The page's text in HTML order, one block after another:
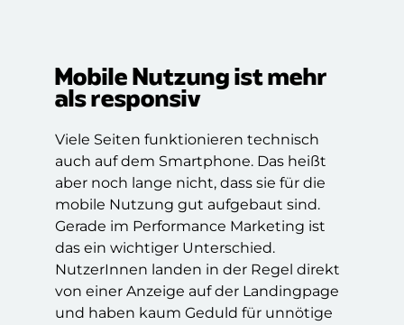
Mobile Nutzung ist mehr
als responsiv
Viele Seiten funktionieren technisch
auch auf dem Smartphone. Das heißt
aber noch lange nicht, dass sie für die
mobile Nutzung gut aufgebaut sind.
Gerade im Performance Marketing ist
das ein wichtiger Unterschied.
NutzerInnen landen in der Regel direkt
von einer Anzeige auf der Landingpage
und haben kaum Geduld für unnötige